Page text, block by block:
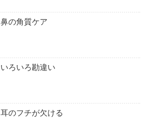
鼻の角質ケア
いろいろ勘違い
耳のフチが欠ける